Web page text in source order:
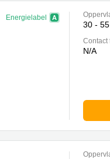
Energielabel
30 - 55
Contact
N/A